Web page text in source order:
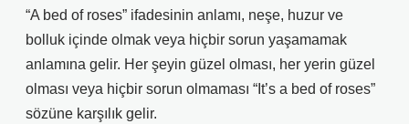
“A bed of roses” ifadesinin anlamı, neşe, huzur ve
bolluk içinde olmak veya hiçbir sorun yaşamamak
anlamına gelir. Her şeyin güzel olması, her yerin güzel
olması veya hiçbir sorun olmaması “It’s a bed of roses”
sözüne karşılık gelir.